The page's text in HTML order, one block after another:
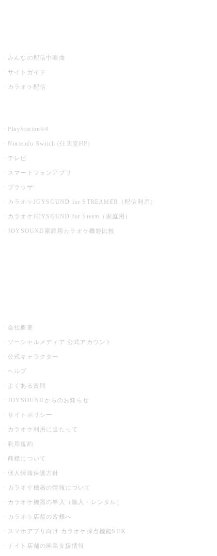
みんなの配信中楽曲
サイトガイド
カラオケ配信
PlayStation®4
Nintendo Switch (任天堂HP)
テレビ
スマートフォンアプリ
ブラウザ
カラオケJOYSOUND for STREAMER（配信利用）
カラオケJOYSOUND for Steam（家庭用）
JOYSOUND家庭用カラオケ機能比較
会社概要
ソーシャルメディア 公式アカウント
公式キャラクター
ヘルプ
よくある質問
JOYSOUNDからのお知らせ
サイトポリシー
カラオケ利用に当たって
利用規約
商標について
個人情報保護方針
カラオケ機器の情報について
カラオケ機器の導入（購入・レンタル）
カラオケ店舗の皆様へ
スマホアプリ向け カラオケ採点機能SDK
ナイト店舗の開業支援情報